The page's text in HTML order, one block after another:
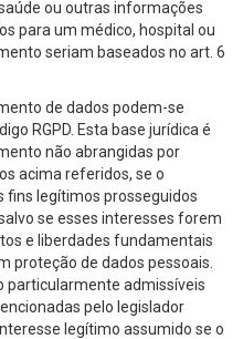
ou outras informações
para um médico, hospital ou
seriam baseados no art. 6
de dados podem-se
RGPD. Esta base jurídica é
não abrangidas por
acima referidos, se o
legítimos prosseguidos
se esses interesses forem
e liberdades fundamentais
proteção de dados pessoais.
particularmente admissíveis
pelo legislador
legítimo assumido se o